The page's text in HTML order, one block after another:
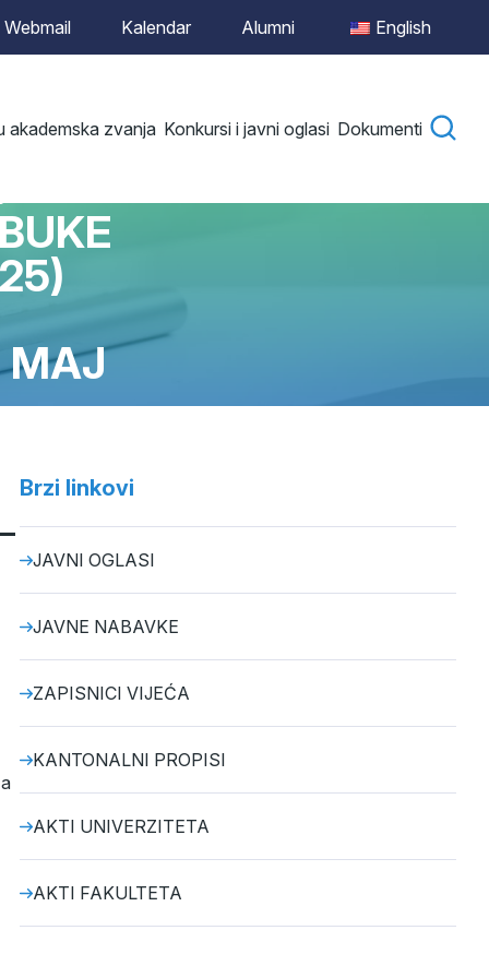
Webmail Kalendar Alumni English
akademska zvanja Konkursi i javni oglasi Dokumenti
MAJ
Brzi linkovi
JAVNI OGLASI
JAVNE NABAVKE
ZAPISNICI VIJEĆA
KANTONALNI PROPISI
AKTI UNIVERZITETA
AKTI FAKULTETA